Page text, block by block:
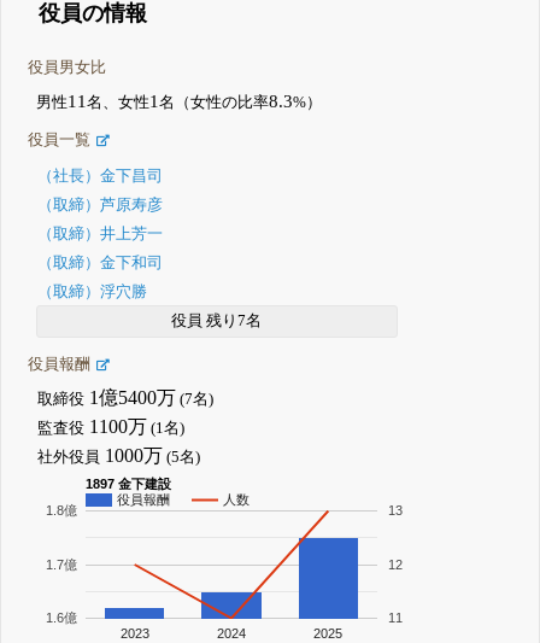
役員の情報
役員男女比
男性11 名、女性1 名（女性の比率8.3%）
役員一覧
（社長）金下昌司
（取締）芦原寿彦
（取締）井上芳一
（取締）金下和司
（取締）浮穴勝
役員 残り7名
役員報酬
取締役 1億5400万 (7名)
監査役 1100万 (1名)
社外役員 1000万 (5名)
1897 金下建設
役員報酬
人数
2023 2024 2025
1.6億
1.7億
1.8億
11
12
13